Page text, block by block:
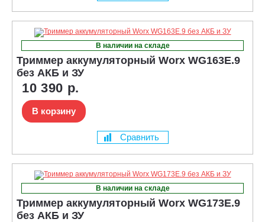
В наличии на складе
Триммер аккумуляторный Worx WG163E.9
без АКБ и ЗУ
10 390 р.
В корзину
Сравнить
В наличии на складе
Триммер аккумуляторный Worx WG173E.9
без АКБ и ЗУ